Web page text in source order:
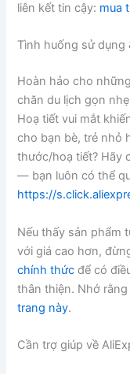
liên kết tin cậy: mua
Tình huống sử dụng
Hoàn hảo cho
chăn du lịch gọn
Hoạ tiết vui mắt
cho bạn bè, trẻ nhỏ
thước/hoạ tiết? Hãy
— bạn luôn có thể
https://
Nếu thấy sản phẩm
với giá cao hơn,
chính thức để có
thân thiện. Nhớ
trang này.
Cần trợ giúp về